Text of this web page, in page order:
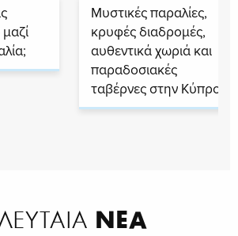
Μυστικές παραλίες,
κρυφές διαδρομές,
αυθεντικά χωριά και
παραδοσιακές
ταβέρνες στην Κύπρο
ΝΕΑ